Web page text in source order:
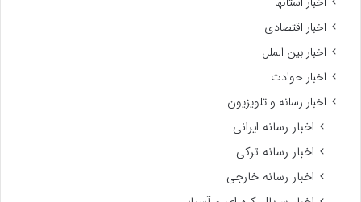
اخبار اقتصادی
اخبار بین الملل
اخبار حوادث
اخبار رسانه و تلویزیون
اخبار رسانه ایرانی
اخبار رسانه ترکی
اخبار رسانه خارجی